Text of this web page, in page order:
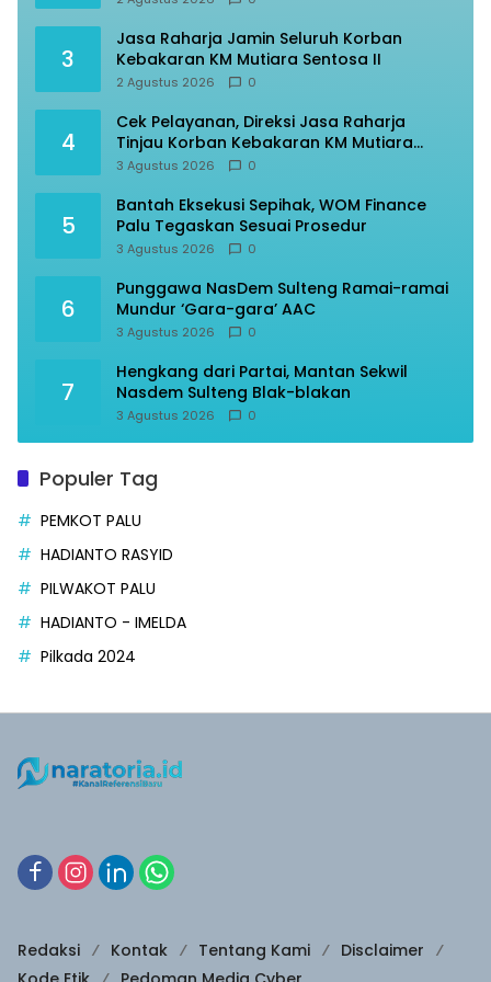
3
Jasa Raharja Jamin Seluruh Korban
Kebakaran KM Mutiara Sentosa II
2 Agustus 2026 0
4
Cek Pelayanan, Direksi Jasa Raharja
Tinjau Korban Kebakaran KM Mutiara
Sentosa II
3 Agustus 2026 0
5
Bantah Eksekusi Sepihak, WOM Finance
Palu Tegaskan Sesuai Prosedur
3 Agustus 2026 0
6
Punggawa NasDem Sulteng Ramai-ramai
Mundur ‘Gara-gara’ AAC
3 Agustus 2026 0
7
Hengkang dari Partai, Mantan Sekwil
Nasdem Sulteng Blak-blakan
3 Agustus 2026 0
Populer Tag
PEMKOT PALU
HADIANTO RASYID
PILWAKOT PALU
HADIANTO - IMELDA
Pilkada 2024
Redaksi Kontak Tentang Kami
Disclaimer